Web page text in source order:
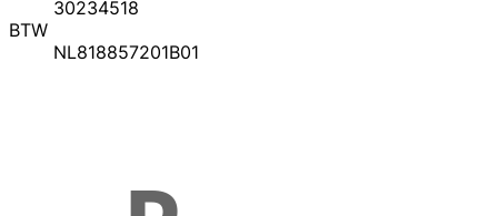
30234518
BTW
NL818857201B01